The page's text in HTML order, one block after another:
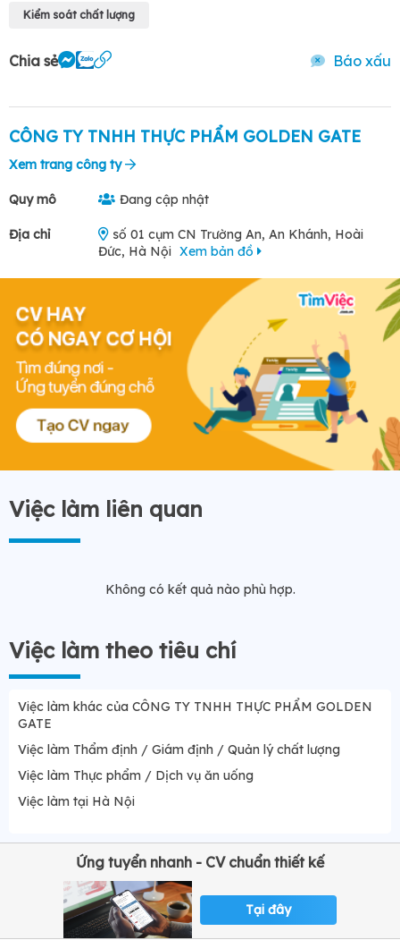
Kiểm soát chất lượng
Chia sẻ Báo xấu
CÔNG TY TNHH THỰC PHẨM GOLDEN GATE
Xem trang công ty
Quy mô Đang cập nhật
Địa chỉ
số 01 cụm CN Trường An, An Khánh, Hoài
Đức, Hà Nội Xem bản đồ
Việc làm liên quan
Không có kết quả nào phù hợp.
Việc làm theo tiêu chí
Việc làm khác của CÔNG TY TNHH THỰC PHẨM GOLDEN
GATE
Việc làm Thẩm định / Giám định / Quản lý chất lượng
Việc làm Thực phẩm / Dịch vụ ăn uống
Việc làm tại Hà Nội
Ứng tuyển nhanh - CV chuẩn thiết kế
Tại đây